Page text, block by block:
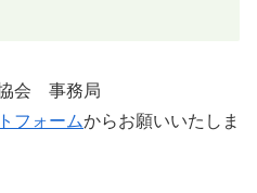
協会 事務局
フォームからお願いいたしま